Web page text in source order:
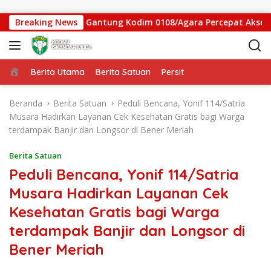
Breaking News
Jembatan Gantung Kodim 0108/Agara Percepat Akses
Beranda
Berita Utama Berita Satuan Persit
Beranda Berita Satuan
Peduli Bencana, Yonif 114/Satria
Musara Hadirkan Layanan Cek Kesehatan Gratis bagi Warga
terdampak Banjir dan Longsor di Bener Meriah
Berita Satuan
Peduli Bencana, Yonif 114/Satria
Musara Hadirkan Layanan Cek
Kesehatan Gratis bagi Warga
terdampak Banjir dan Longsor di
Bener Meriah